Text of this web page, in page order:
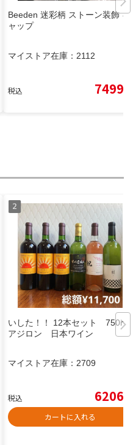
Beeden 迷彩柄 ストーン装飾 キ
ャップ
マイストア在庫： 2112
税込 7499
いした！！ 12本セット 750ml
アジロン 日本ワイン
マイストア在庫： 2709
税込 6206
カートに入れる